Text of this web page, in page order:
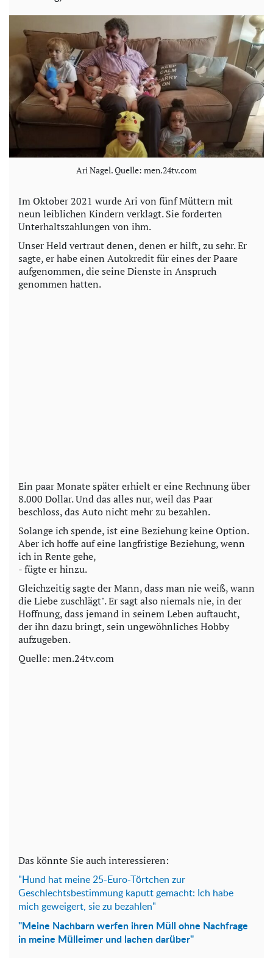
Ari Nagel. Quelle: men.24tv.com
Im Oktober 2021 wurde Ari von fünf Müttern mit
neun leiblichen Kindern verklagt. Sie forderten
Unterhaltszahlungen von ihm.
Unser Held vertraut denen, denen er hilft, zu sehr. Er
sagte, er habe einen Autokredit für eines der Paare
aufgenommen, die seine Dienste in Anspruch
genommen hatten.
Ein paar Monate später erhielt er eine Rechnung über
8.000 Dollar. Und das alles nur, weil das Paar
beschloss, das Auto nicht mehr zu bezahlen.
Solange ich spende, ist eine Beziehung keine Option.
Aber ich hoffe auf eine langfristige Beziehung, wenn
ich in Rente gehe,
- fügte er hinzu.
Gleichzeitig sagte der Mann, dass man nie weiß, wann
die Liebe zuschlägt". Er sagt also niemals nie, in der
Hoffnung, dass jemand in seinem Leben auftaucht,
der ihn dazu bringt, sein ungewöhnliches Hobby
aufzugeben.
Quelle: men.24tv.com
Das könnte Sie auch interessieren:
"Hund hat meine 25-Euro-Törtchen zur
Geschlechtsbestimmung kaputt gemacht: Ich habe
mich geweigert, sie zu bezahlen"
"Meine Nachbarn werfen ihren Müll ohne Nachfrage
in meine Mülleimer und lachen darüber"